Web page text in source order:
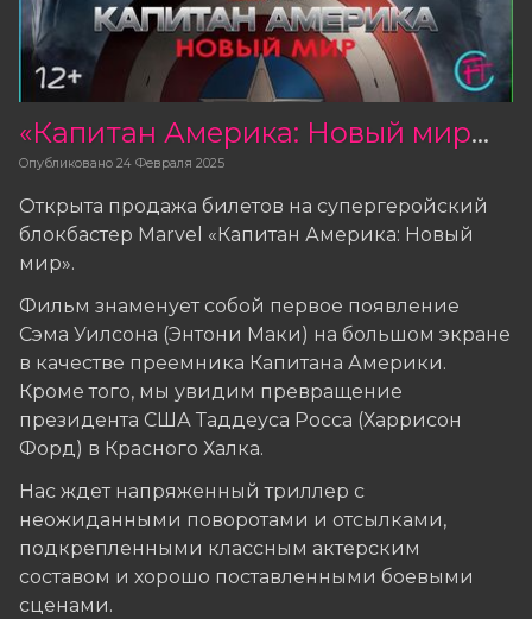
«Капитан Америка: Новый мир» — открыта продажа билетов
Опубликовано 24 Февраля 2025
Открыта продажа билетов на супергеройский
блокбастер Marvel «Капитан Америка: Новый
мир».
Фильм знаменует собой первое появление
Сэма Уилсона (Энтони Маки) на большом экране
в качестве преемника Капитана Америки.
Кроме того, мы увидим превращение
президента США Таддеуса Росса (Харрисон
Форд) в Красного Халка.
Нас ждет напряженный триллер с
неожиданными поворотами и отсылками,
подкрепленными классным актерским
составом и хорошо поставленными боевыми
сценами.